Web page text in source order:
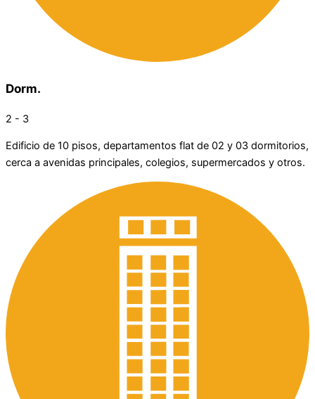
Dorm.
2 - 3
Edificio de 10 pisos, departamentos flat de 02 y 03 dormitorios,
cerca a avenidas principales, colegios, supermercados y otros.